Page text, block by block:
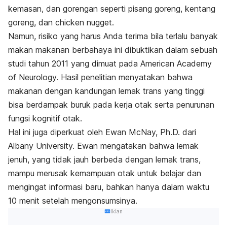
kemasan, dan gorengan seperti pisang goreng, kentang
goreng, dan chicken nugget.
Namun, risiko yang harus Anda terima bila terlalu banyak
makan makanan berbahaya ini dibuktikan dalam sebuah
studi tahun 2011 yang dimuat pada American Academy
of Neurology. Hasil penelitian menyatakan bahwa
makanan dengan kandungan lemak trans yang tinggi
bisa berdampak buruk pada kerja otak serta penurunan
fungsi kognitif otak.
Hal ini juga diperkuat oleh Ewan McNay, Ph.D. dari
Albany University. Ewan mengatakan bahwa lemak
jenuh, yang tidak jauh berbeda dengan lemak trans,
mampu merusak kemampuan otak untuk belajar dan
mengingat informasi baru, bahkan hanya dalam waktu
10 menit setelah mengonsumsinya.
Iklan